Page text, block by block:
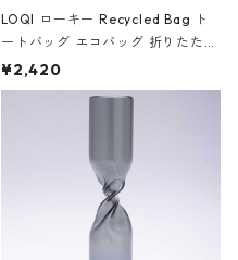
LOQI ローキー Recycled Bag ト
ートバッグ エコバッグ 折りたたみ
大きめ 撥水加工 収納ポーチ CRO
CODILE/Black クロコダイル/ブラ
¥2,420